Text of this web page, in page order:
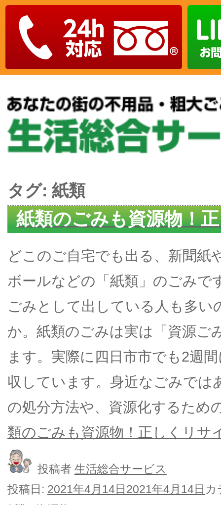
タグ: 紙類
紙類のごみも資源物！
どこのご自宅でも出る、新聞紙
ボールなどの「紙類」のごみで
ごみとして出している人も多い
か。紙類のごみは実は「資源ご
ます。実際に四日市市でも2週
収しています。身近なごみでは
の処分方法や、資源化するた
類のごみも資源物！正しくリサ
投稿者 生活総合サービス
投稿日: 2021年4月14日2021年4月14日